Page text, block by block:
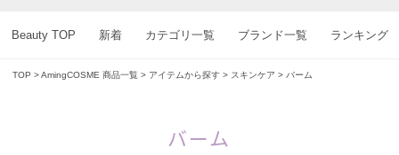
Beauty TOP 新着 カテゴリ一覧 ブランド一覧 ランキング
TOP AmingCOSME 商品一覧 アイテムから探す スキンケア バーム
バーム